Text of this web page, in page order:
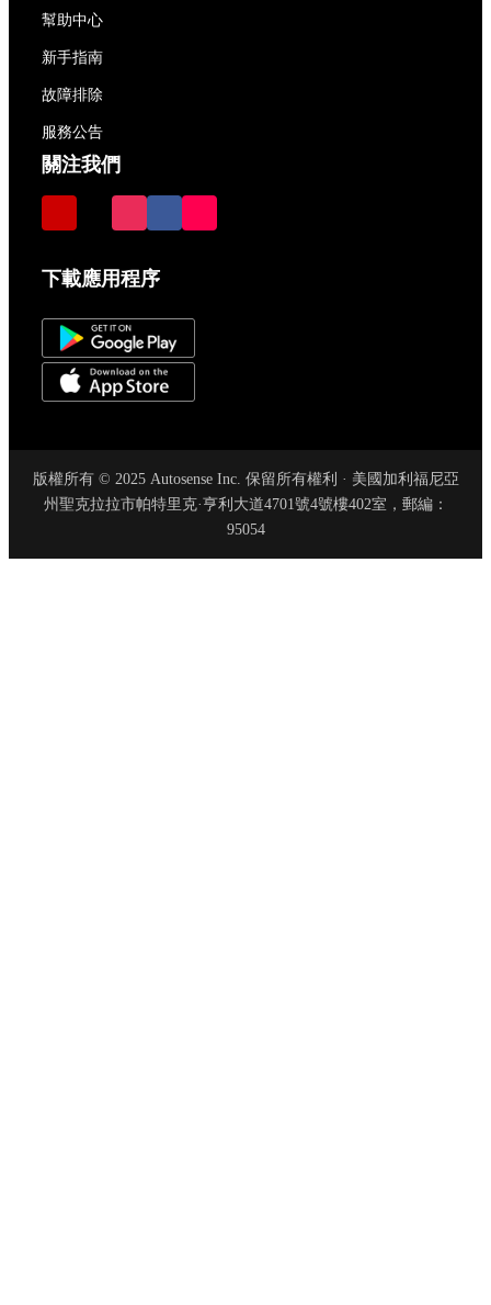
幫助中心
新手指南
故障排除
服務公告
關注我們
下載應用程序
版權所有 © 2025 Autosense Inc. 保留所有權利 · 美國加利福尼亞
州聖克拉拉市帕特里克·亨利大道4701號4號樓402室，郵編：
95054